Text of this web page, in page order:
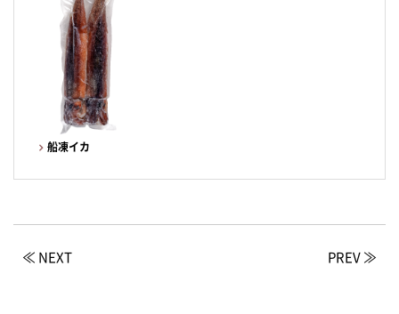
船凍イカ
≪ NEXT PREV ≫